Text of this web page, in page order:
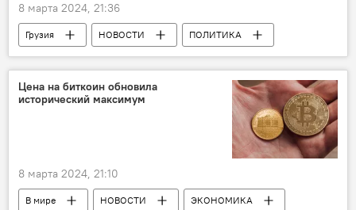
8 марта 2024, 21:36
Грузия НОВОСТИ
ПОЛИТИКА
Мамука Мдинарадзе
Зураб Азарашвили
Ираклий Кобахидзе
Министерство здравоохранения Грузии
Цена на биткоин обновила
исторический максимум
8 марта 2024, 21:10
В мире НОВОСТИ
ЭКОНОМИКА